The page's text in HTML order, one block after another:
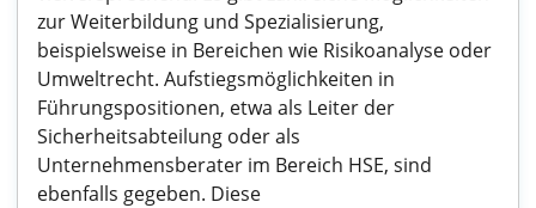
zur Weiterbildung und Spezialisierung,
beispielsweise in Bereichen wie Risikoanalyse oder
Umweltrecht. Aufstiegsmöglichkeiten in
Führungspositionen, etwa als Leiter der
Sicherheitsabteilung oder als
Unternehmensberater im Bereich HSE, sind
ebenfalls gegeben. Diese